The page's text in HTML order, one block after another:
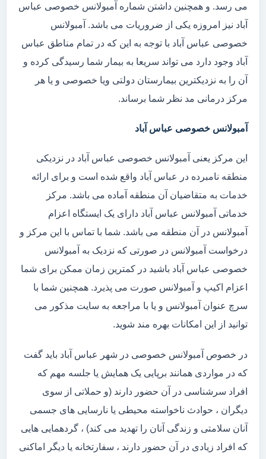
می رسد. و همچنین داشتن شماره آمبولانس خصوصی عباس
آباد نیز امروزه یکی از ضروریات می باشد. آمبولانس
خصوصی عباس آباد با توجه به این که در تمام مناطق عباس
آباد وجود دارد می تواند سریعا به بیمار شما رسیدگی کرده و
آن را به نزدیکترین بیمارستان دولتی ویا خصوصی و یا هر
مرکز درمانی مد نظر شما برساند.
آمبولانس خصوصی عباس آباد
این مرکز یعنی آمبولانس خصوصی عباس آباد در نزدیکی
منطقه نامبرده در عباس آباد واقع شده است و برای ارائه
خدمات به متقاضیان آن منطقه آماده می باشد. مرکز
خدماتی آمبولانس عباس آباد دارای یک ایستگاه اعزام
آمبولانس در آن منطقه می باشد. شما با تماس با این مرکز و
درخواست آمبولانس در صورتی که نزدیک به آمبولانس
خصوصی عباس آباد باشید در کمترین زمان ممکن برای شما
اعزام اکیپ و آمبولانس صورت می پذیرد. همچنین شما با
سرچ عنوان آمبولانس و یا با مراجعه به سایت مذکور می
توانید از این امکانات بهره مند شوید.
در خصوص آمبولانس خصوصی در شهر عباس آباد باید گفت
که در مواردی همانند برپایی یک همایش یا جلسه مهم که
افراد سرشناسی در آن حضور دارند (و حملاتی از سوی
دیگران ، حوادث ناخواسته محیطی یا نارسایی های جسمی
آنان سلامتی و زندگی آنان را تهدید می کند) ، گردهمایی هایی
که افراد زیادی در آن حضور دارند ، سفارتخانه یا دیگر اماکنی